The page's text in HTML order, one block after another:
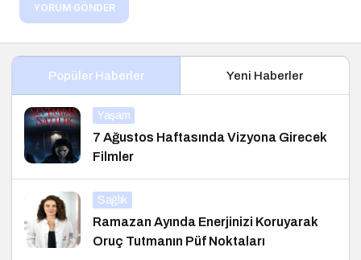
YORUM GÖNDER
Popüler Haberler Yeni Haberler
Yaşam
7 Ağustos Haftasında Vizyona Girecek
Filmler
Sağlık
Ramazan Ayında Enerjinizi Koruyarak
Oruç Tutmanın Püf Noktaları